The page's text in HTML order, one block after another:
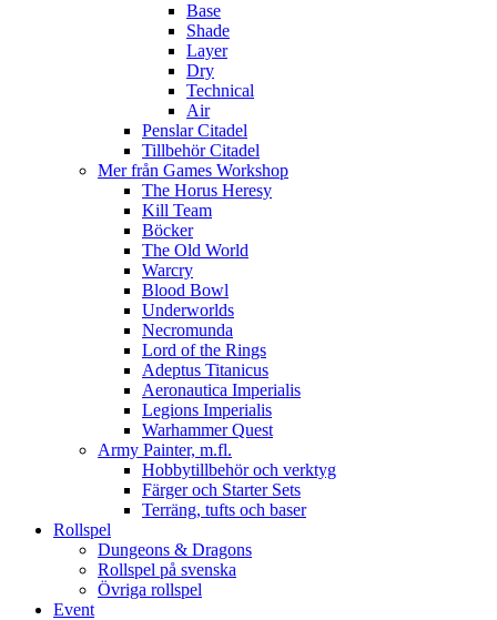
Base
Shade
Layer
Dry
Technical
Air
Penslar Citadel
Tillbehör Citadel
Mer från Games Workshop
The Horus Heresy
Kill Team
Böcker
The Old World
Warcry
Blood Bowl
Underworlds
Necromunda
Lord of the Rings
Adeptus Titanicus
Aeronautica Imperialis
Legions Imperialis
Warhammer Quest
Army Painter, m.fl.
Hobbytillbehör och verktyg
Färger och Starter Sets
Terräng, tufts och baser
Rollspel
Dungeons & Dragons
Rollspel på svenska
Övriga rollspel
Event